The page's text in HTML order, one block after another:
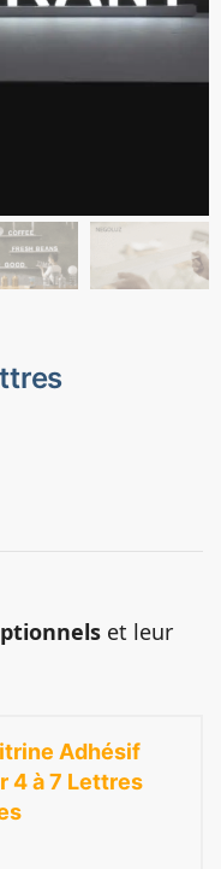
et leur
Adhésif
4 à 7 Lettres